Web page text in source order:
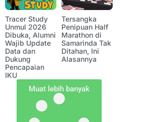
Tracer Study
Unmul 2026
Dibuka, Alumni
Wajib Update
Data dan
Dukung
Pencapaian
IKU
Tersangka
Penipuan Half
Marathon di
Samarinda Tak
Ditahan, Ini
Alasannya
Muat lebih banyak